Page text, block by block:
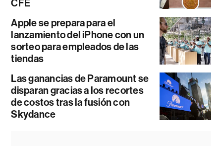
CFE
Apple se prepara para el
lanzamiento del iPhone con un
sorteo para empleados de las
tiendas
Las ganancias de Paramount se
disparan gracias a los recortes
de costos tras la fusión con
Skydance